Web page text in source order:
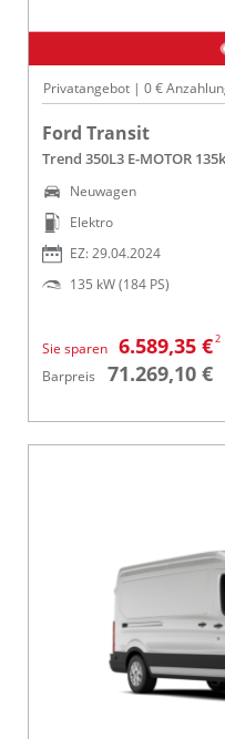
Privatangebot | 0 €
Ford Transit
Trend 350L3 E-MOTOR
Neuwagen
Elektro
EZ: 29.04.2024
135 kW (184 PS)
Sie sparen 6.589,35 €2
Barpreis 71.269,10 €